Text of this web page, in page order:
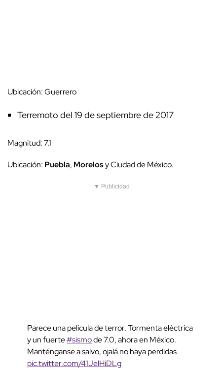
Ubicación: Guerrero
Terremoto del 19 de septiembre de 2017
Magnitud: 7.1
Ubicación: Puebla, Morelosy Ciudad de México.
▼ Publicidad
Parece una película de terror. Tormenta eléctrica
y un fuerte#sismode 7.0, ahora en México.
Manténganse a salvo, ojalá no haya perdidas
pic.twitter.com/41JelHiDLg